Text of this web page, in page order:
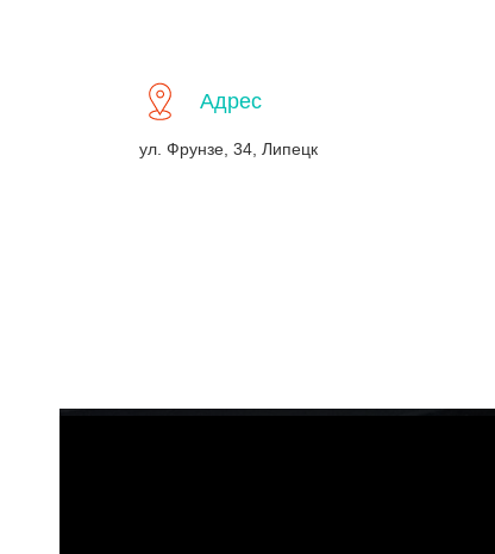
Адрес
ул. Фрунзе, 34, Липецк